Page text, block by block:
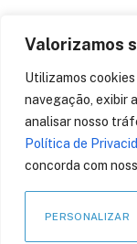
Valorizamos
Utilizamos
navegação, exibir
analisar nosso
Política de
concorda com
PERSONALIZAR